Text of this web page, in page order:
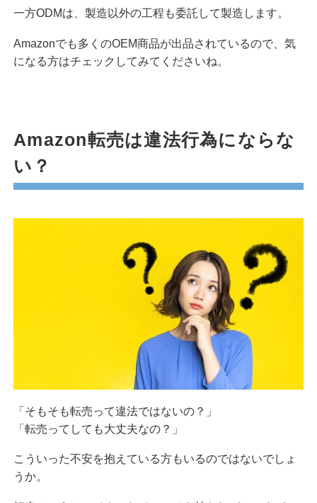
一方ODMは、製造以外の工程も委託して製造します。
Amazonでも多くのOEM商品が出品されているので、気
になる方はチェックしてみてくださいね。
Amazon転売は違法行為にならな
い？
「そもそも転売って違法ではないの？」
「転売ってしても大丈夫なの？」
こういった不安を抱えている方もいるのではないでしょ
うか。